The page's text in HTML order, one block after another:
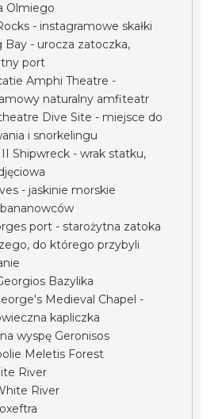
Olmiego
- instagramowe skałki
Bay - urocza zatoczka,
port
Amphi Theatre -
naturalny amfiteatr
Dive Site - miejsce do
i snorkelingu
Shipwreck - wrak statku,
- jaskinie morskie
port - starożytna zatoka
do którego przybyli
Bazylika
Medieval Chapel -
kapliczka
wyspę Geronisos
Meletis Forest
River
River